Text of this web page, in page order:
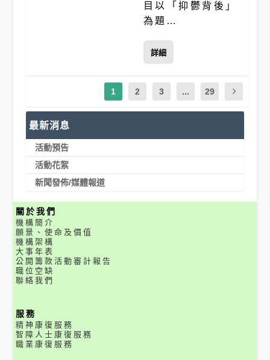
目以「抑鬱背後」
為題…
詳細
1 2 3 ... 29
最新消息
活動預告
活動花絮
新聞發佈/媒體報道
關於我們
機構簡介
願景、使命及價值
機構架構
大事年表
公開籌款活動審計報告
職位空缺
聯絡我們
服務
精神康復服務
智障人士康復服務
職業康復服務